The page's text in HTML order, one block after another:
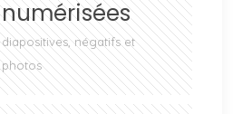
numérisées
diapositives, négatifs et
photos